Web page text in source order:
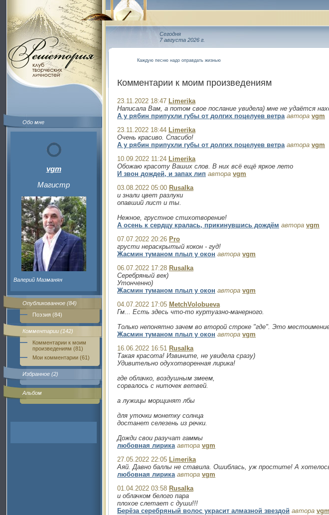
Обо мне
vgm
Магистр
Валерий Мазманян
Опубликованное (84)
Поэзия (84)
Комментарии (142)
Комментарии к моим
произведениям (81)
Мои комментарии (61)
Избранное (2)
Альбом
Сегодня
7 августа 2026 г.
Каждую песню надо оправдать жизнью
Комментарии к моим произведениям
23.11.2022 18:47 Limerika
Написала Вам, а потом свое послание увидела) мне не удаётся
А у рябин припухли губы от долгих поцелуев ветра автора vgm
23.11.2022 18:44 Limerika
Очень красиво. Спасибо!
А у рябин припухли губы от долгих поцелуев ветра автора vgm
10.09.2022 11:24 Limerika
Обожаю красоту Ваших слов. В них всё ещё яркое лето
И звон дождей, и запах лип автора vgm
03.08.2022 05:00 Rusalka
и знали цвет разлуки
опавший лист и ты.
Нежное, грустное стихотворение!
А осень к сердцу кралась, прикинувшись дождём автора vgm
07.07.2022 20:26 Pro
грусти нераскрытый кокон - гуд!
Жасмин туманом плыл у окон автора vgm
06.07.2022 17:28 Rusalka
Серебряный век)
Утонченно)
Жасмин туманом плыл у окон автора vgm
04.07.2022 17:05 MetchVolobueva
Гм... Есть здесь что-то куртуазно-манерного.
Только непонятно зачем во второй строке "где". Это
Жасмин туманом плыл у окон автора vgm
16.06.2022 16:51 Rusalka
Такая красота! Извините, не увидела сразу)
Удивительно одухотворенная лирика!
где облачко, воздушным змеем,
сорвалось с ниточек ветвей.
а лужицы морщинят лбы
для уточки монетку солнца
достанет селезень из речки.
Дожди свои разучат гаммы
любовная лирика автора vgm
27.05.2022 22:05 Limerika
Аяй. Давно баллы не ставила. Ошиблась, уж простите! А
любовная лирика автора vgm
01.04.2022 03:58 Rusalka
и облачком белого пара
плохое слетает с души!!!
Берёза серебряный волос украсит алмазной звездой автора vgm